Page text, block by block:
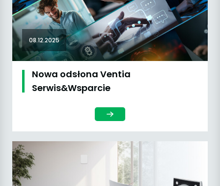
08.12.2025
Nowa odsłona Ventia
Serwis&Wsparcie